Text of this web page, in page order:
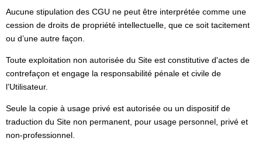
Aucune stipulation des CGU ne peut être interprétée comme une
cession de droits de propriété intellectuelle, que ce soit tacitement
ou d’une autre façon.
Toute exploitation non autorisée du Site est constitutive d'actes de
contrefaçon et engage la responsabilité pénale et civile de
l’Utilisateur.
Seule la copie à usage privé est autorisée ou un dispositif de
traduction du Site non permanent, pour usage personnel, privé et
non-professionnel.